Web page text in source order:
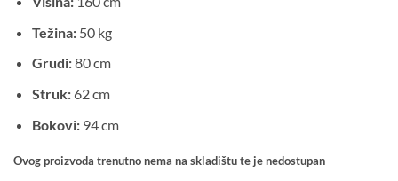
Težina:50 kg
Grudi:80 cm
Struk:62 cm
Bokovi:94 cm
Ovog proizvoda trenutno nema na skladištu te je nedostupan